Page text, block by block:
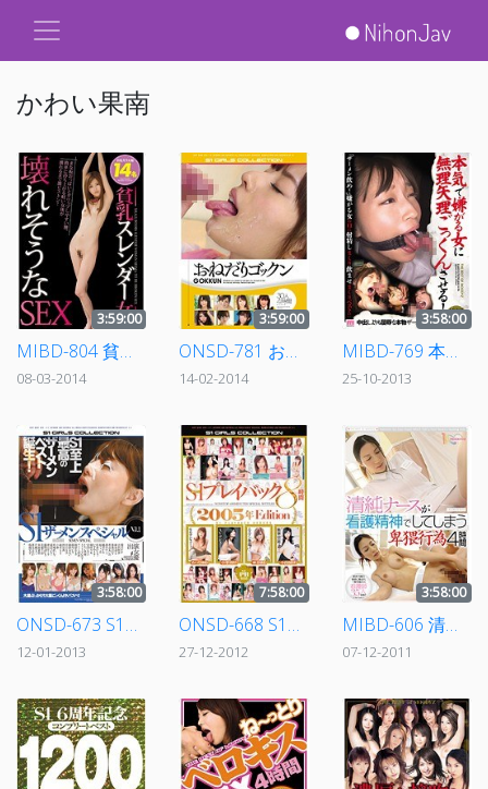
かわい果南
3:59:00
MIBD-804 貧乳スレンダー女の壊れそうなSEX
08-03-2014
3:59:00
ONSD-781 おねだりゴックン
14-02-2014
3:58:00
MIBD-769 本気で嫌がる女に無理矢理ごっくんさせる！
25-10-2013
3:58:00
ONSD-673 S1ザーメンスペシャル Vol.1
12-01-2013
7:58:00
ONSD-668 S1プレイバック8時間 2005年Edition
27-12-2012
3:58:00
MIBD-606 清純ナースが看護精神でしてしまう卑猥行為4時間
07-12-2011